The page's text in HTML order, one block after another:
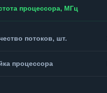
процессора, МГц
потоков, шт.
процессора